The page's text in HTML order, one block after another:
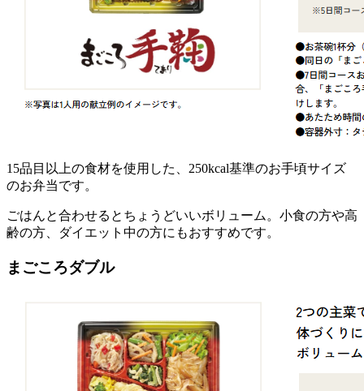
15品目以上の食材を使用した、250kcal基準のお手頃サイズ
のお弁当です。
ごはんと合わせるとちょうどいいボリューム。小食の方や高
齢の方、ダイエット中の方にもおすすめです。
まごころダブル